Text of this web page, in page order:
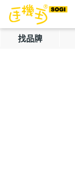
找品牌